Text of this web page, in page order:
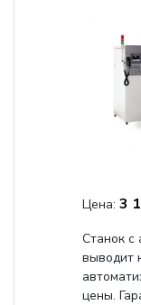
Цена: 3
Станок с
выводит
цены.